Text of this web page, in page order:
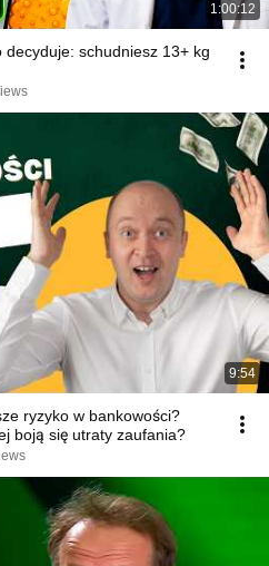
1:00:12
decyduje: schudniesz 13+ kg
9:54
ryzyko w bankowości?
boją się utraty zaufania?